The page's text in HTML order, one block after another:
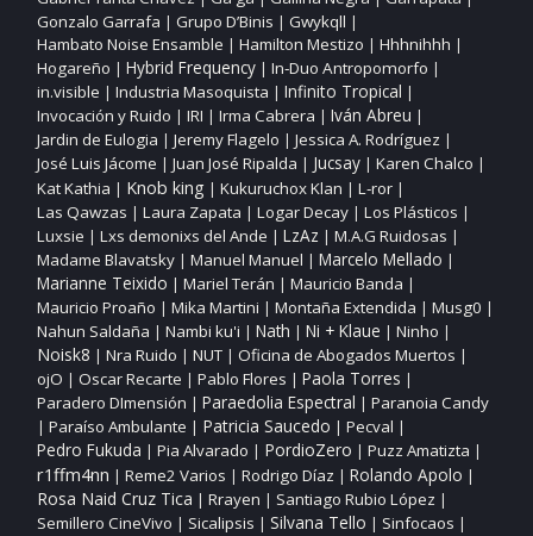
Gonzalo Garrafa | Grupo D’Binis | Gwykqll |
Hambato Noise Ensamble | Hamilton Mestizo | Hhhnihhh |
Hogareño | Hybrid Frequency| In‑Duo Antropomorfo |
in.visible | Industria Masoquista | Infinito Tropical |
Invocación y Ruido | IRI | Irma Cabrera | Iván Abreu |
Jardin de Eulogia | Jeremy Flagelo | Jessica A. Rodríguez |
José Luis Jácome | Juan José Ripalda | Jucsay| Karen Chalco |
Kat Kathia | Knob king | Kukuruchox Klan | L‑ror|
Las Qawzas | Laura Zapata | Logar Decay| Los Plásticos |
Luxsie | Lxs demonixs del Ande | LzAz | M.A.G Ruidosas |
Madame Blavatsky| Manuel Manuel | Marcelo Mellado |
Marianne Teixido | Mariel Terán | Mauricio Banda |
Mauricio Proaño | Mika Martini | Montaña Extendida | Musg0 |
Nahun Saldaña | Nambi ku'i | Nath | Ni + Klaue | Ninho |
Noisk8 | Nra Ruido | NUT| Oficina de Abogados Muertos |
ojO | Oscar Recarte | Pablo Flores | Paola Torres |
Paradero DImensión | Paraedolia Espectral | Paranoia Candy
| Paraíso Ambulante | Patricia Saucedo | Pecval |
Pedro Fukuda | Pia Alvarado | PordioZero | Puzz Amatizta |
r1ffm4nn | Reme2 Varios | Rodrigo Díaz | Rolando Apolo |
Rosa Naid Cruz Tica | Rrayen | Santiago Rubio López |
Semillero CineVivo | Sicalipsis | Silvana Tello | Sinfocaos |